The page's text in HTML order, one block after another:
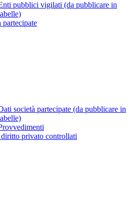
pubblici vigilati (da pubblicare in
partecipate
società partecipate (da pubblicare in
privato controllati